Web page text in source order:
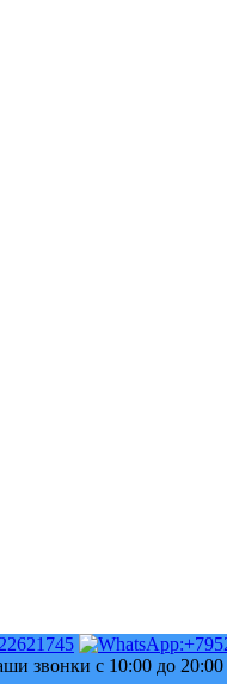
звонки с 10:00 до 20:00